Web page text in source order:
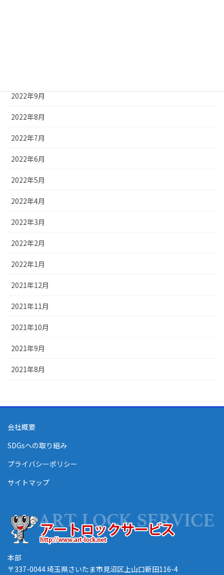
2022年9月
2022年8月
2022年7月
2022年6月
2022年5月
2022年4月
2022年3月
2022年2月
2022年1月
2021年12月
2021年11月
2021年10月
2021年9月
2021年8月
会社概要
SDGsへの取り組み
プライバシーポリシー
サイトマップ
本部
〒337-0044 埼玉県さいたま市見沼区上山口新田116-4